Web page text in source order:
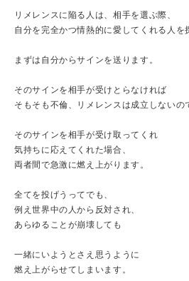
リメレンスに陥る人は、相手を選ぶ際、
自分を完全かつ情熱的に愛してくれる人を
まずは自分からサインを送ります。
そのサインを相手が受けとらなければ
そもそも不倫、リメレンスは成立しないの
そのサインを相手が受け取ってくれ
気持ちに応えてくれた場合、
両者間で急激に燃え上がります。
全てを投げうってでも、
例え世界中の人から反対され、
あらゆることが崩壊しても
一緒にいようとさえ思うように
燃え上がらせてしまいます。